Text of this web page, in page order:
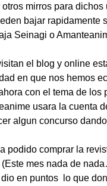
mirros para dichos
bajar rapidamente
Seinagi o
el blog y online
en que nos hemos
con el tema de los
usara la cuenta
algun concurso
podido comprar la
mes nada de
en puntos lo que